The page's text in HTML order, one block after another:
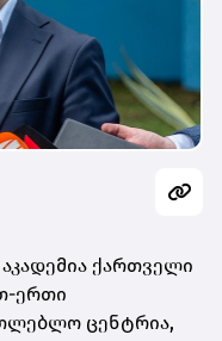
ქართველი
ერთი
ცენტრია,